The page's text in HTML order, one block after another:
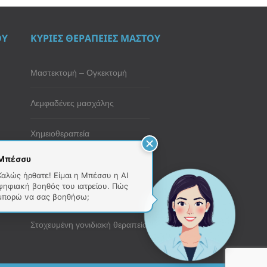
ΚΥΡΙΕΣ ΘΕΡΑΠΕΙΕΣ ΜΑΣΤΟΥ
Μαστεκτομή – Ογκεκτομή
Λεμφαδένες μασχάλης
Χημειοθεραπεία
Ακτινοθεραπεία μαστού
Ορμονοθεραπεία
Στοχευμένη γονιδιακή θεραπεία
ήρθατε! Είμαι η Μπέσσυ η AI
βοηθός του ιατρείου. Πώς
να σας βοηθήσω;